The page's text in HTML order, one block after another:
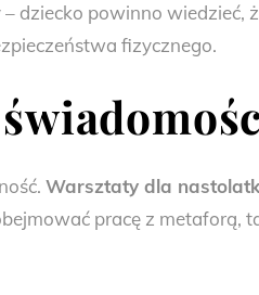
dziecko powinno
fizycznego.
Warsztaty dla
pracę z